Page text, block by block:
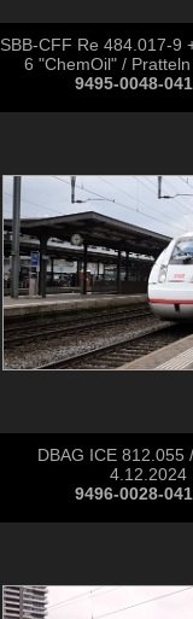
SBB-CFF Re 484.017-9
6 "ChemOil" /
9495-0048-
DBAG ICE 812.055
4.12.2024
9496-0028-